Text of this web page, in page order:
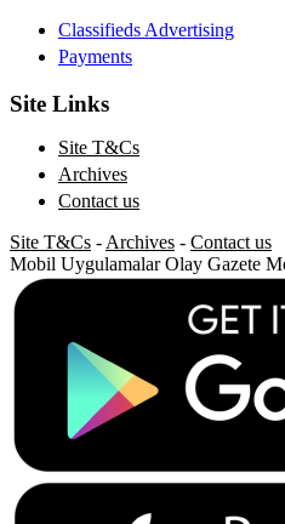
Classifieds Advertising
Payments
Site Links
Site T&Cs
Archives
Contact us
Site T&Cs - Archives - Contact us
Mobil Uygulamalar Olay Gazete